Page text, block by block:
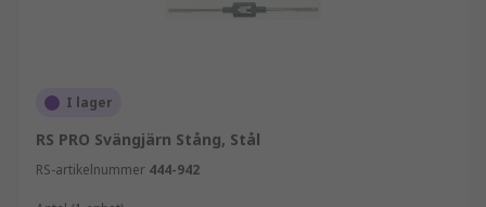
I lager
RS PRO Svängjärn Stång, Stål
RS-artikelnummer 444-942